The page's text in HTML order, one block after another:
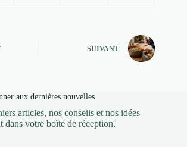
SUIVANT
aux dernières nouvelles
articles, nos conseils et nos idées
dans votre boîte de réception.